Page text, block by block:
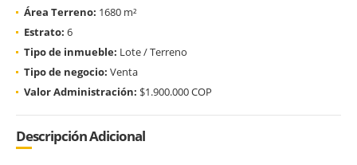
Área Terreno: 1680 m²
Estrato: 6
Tipo de inmueble: Lote / Terreno
Tipo de negocio: Venta
Valor Administración: $1.900.000 COP
Descripción Adicional